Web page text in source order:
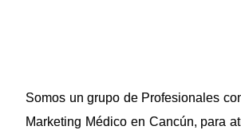
Somos un grupo de Profesionales
Marketing Médico en Cancún, para